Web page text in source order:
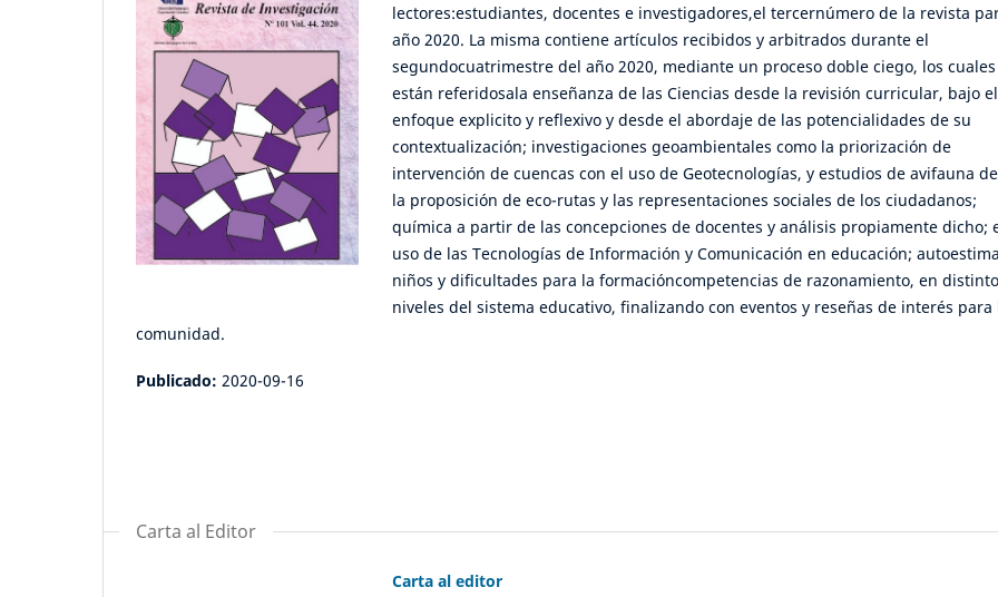
lectores:estudiantes, docentes e investigadores,el tercernúmero de la revista
año 2020. La misma contiene artículos recibidos y arbitrados durante el
segundocuatrimestre del año 2020, mediante un proceso doble ciego, los cuales
están referidosala enseñanza de las Ciencias desde la revisión curricular, bajo el
enfoque explicito y reflexivo y desde el abordaje de las potencialidades de su
contextualización; investigaciones geoambientales como la priorización de
intervención de cuencas con el uso de Geotecnologías, y estudios de avifauna
la proposición de eco-rutas y las representaciones sociales de los ciudadanos;
química a partir de las concepciones de docentes y análisis propiamente dicho;
uso de las Tecnologías de Información y Comunicación en educación;
niños y dificultades para la formacióncompetencias de razonamiento, en
niveles del sistema educativo, finalizando con eventos y reseñas de interés para
comunidad.
Publicado: 2020-09-16
Carta al Editor
Carta al editor